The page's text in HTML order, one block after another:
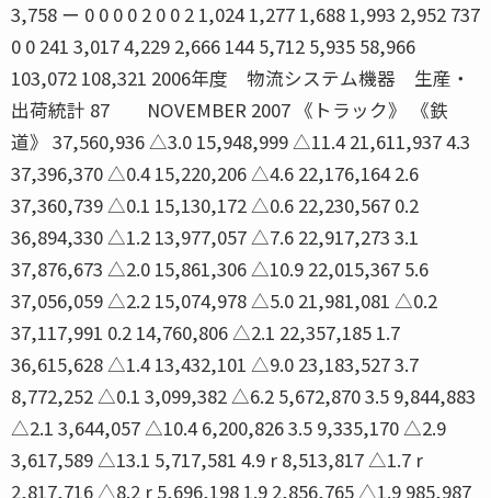
3,758 ー 0 0 0 0 2 0 0 2 1,024 1,277 1,688 1,993 2,952 737
0 0 241 3,017 4,229 2,666 144 5,712 5,935 58,966
103,072 108,321 2006年度 物流システム機器 生産・
出荷統計 87 NOVEMBER 2007 《トラック》 《鉄
道》 37,560,936 △3.0 15,948,999 △11.4 21,611,937 4.3
37,396,370 △0.4 15,220,206 △4.6 22,176,164 2.6
37,360,739 △0.1 15,130,172 △0.6 22,230,567 0.2
36,894,330 △1.2 13,977,057 △7.6 22,917,273 3.1
37,876,673 △2.0 15,861,306 △10.9 22,015,367 5.6
37,056,059 △2.2 15,074,978 △5.0 21,981,081 △0.2
37,117,991 0.2 14,760,806 △2.1 22,357,185 1.7
36,615,628 △1.4 13,432,101 △9.0 23,183,527 3.7
8,772,252 △0.1 3,099,382 △6.2 5,672,870 3.5 9,844,883
△2.1 3,644,057 △10.4 6,200,826 3.5 9,335,170 △2.9
3,617,589 △13.1 5,717,581 4.9 r 8,513,817 △1.7 r
2,817,716 △8.2 r 5,696,198 1.9 2,856,765 △1.9 985,987